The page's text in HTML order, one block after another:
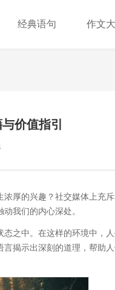
经典语句 作文
价值指引
厚的兴趣？社交媒体上充
我们的内心深处。
之中。在这样的环境中，
揭示出深刻的道理，帮助